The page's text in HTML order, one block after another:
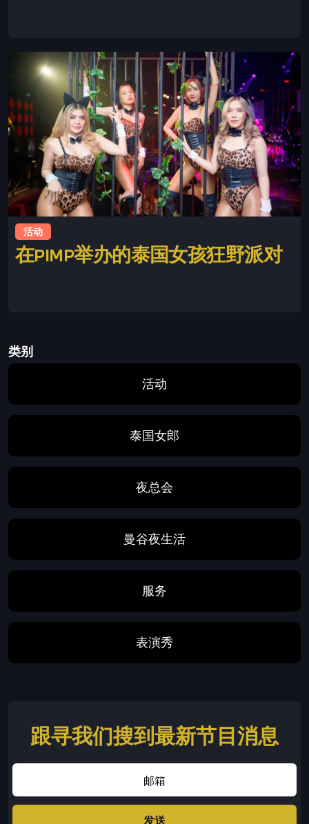
活动
在PIMP举办的泰国女孩狂野派对
类别
活动
泰国女郎
夜总会
曼谷夜生活
服务
表演秀
跟寻我们搜到最新节目消息